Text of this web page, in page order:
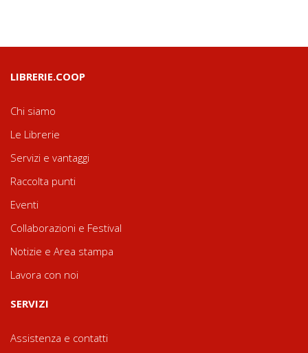
LIBRERIE.COOP
Chi siamo
Le Librerie
Servizi e vantaggi
Raccolta punti
Eventi
Collaborazioni e Festival
Notizie e Area stampa
Lavora con noi
SERVIZI
Assistenza e contatti